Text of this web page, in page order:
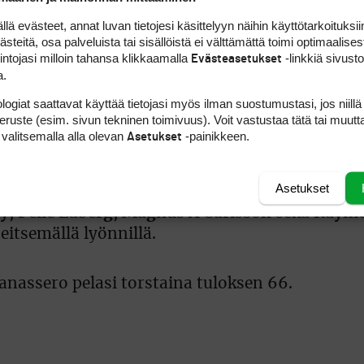
sillä hän on tuloksellaan 69 kisassa
birdiestä ja kahdesta bogista.
kauden 10 jäljellä olevasta kisasta
tuntumaan, jotta paikka
parasta saavat kauden päätyttyä
Pelle Edberg, Magnus A Carlssonsekä
lyönnillä.
pelasi torstaina tuloksen 66.
evästeet, annat luvan tietojesi käsittelyyn näihin
osa palveluista tai sisällöistä ei välttämättä toimi
milloin tahansa klikkaamalla Evästeasetukset -linkkiä
saattavat käyttää tietojasi myös ilman suostumustasi, jos
(esim. sivun tekninen toimivuus). Voit vastustaa tätä tai
alla olevan Asetukset -painikkeen.
Asetukset